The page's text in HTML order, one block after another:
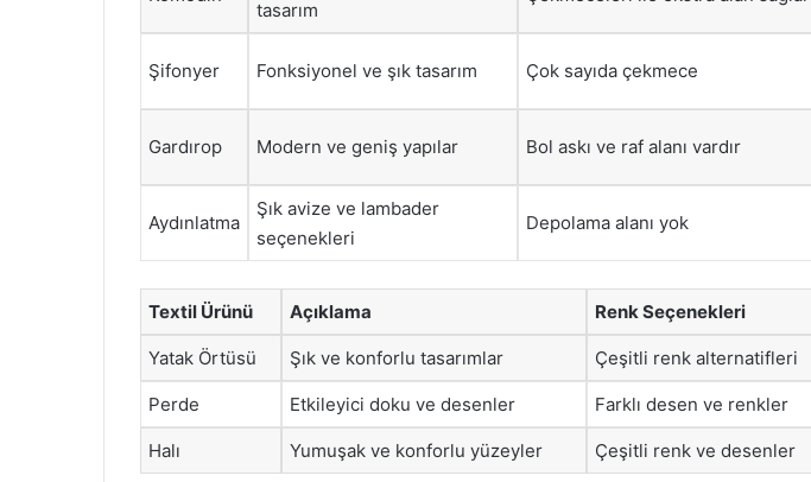
tasarım
Şifonyer Fonksiyonel ve şık tasarım Çok sayıda çekmece
Gardırop Modern ve geniş yapılar Bol askı ve raf alanı vardır
Aydınlatma
Şık avize ve lambader
seçenekleri
Depolama alanı yok
Textil Ürünü Açıklama Renk Seçenekleri
Yatak Örtüsü Şık ve konforlu tasarımlar Çeşitli renk alternatifleri
Perde Etkileyici doku ve desenler Farklı desen ve renkler
Halı Yumuşak ve konforlu yüzeyler Çeşitli renk ve desenler